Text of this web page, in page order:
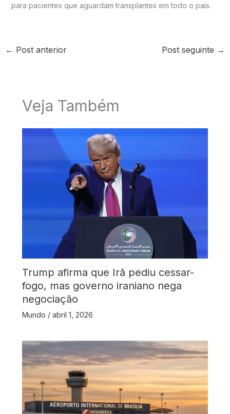
para pacientes que aguardam transplantes em todo o país.
← Post anterior Post seguinte →
Veja Também
Trump afirma que Irã pediu cessar-
fogo, mas governo iraniano nega
negociação
Mundo / abril 1, 2026